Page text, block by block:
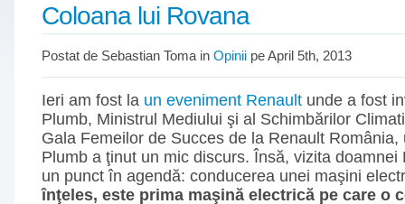
Coloana lui Rovana
Postat de Sebastian Toma in Opinii pe April 5th, 2013
Ieri am fost la un eveniment Renault unde a fost
Plumb, Ministrul Mediului şi al Schimbărilor
Gala Femeilor de Succes de la Renault România,
Plumb a ţinut un mic discurs. Însă, vizita doamnei
un punct în agendă: conducerea unei maşini
înţeles, este prima maşină electrică pe care o